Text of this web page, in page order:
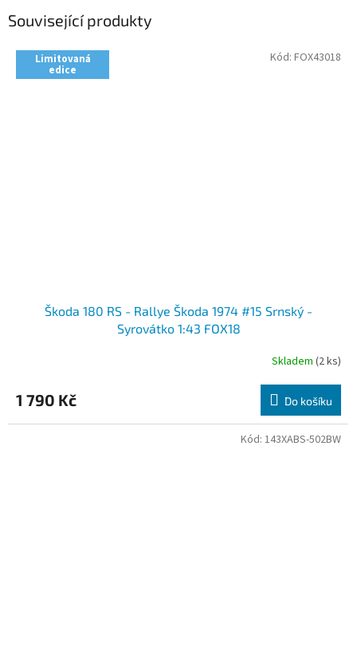
Související produkty
Limitovaná
edice
Škoda 180 RS - Rallye Škoda 1974 #15 Srnský -
Syrovátko 1:43 FOX18
produktu
je
3,5
Skladem(2 ks)
1 790 Kč Do košíku
Kód: FOX43018
Kód: 143XABS-502BW